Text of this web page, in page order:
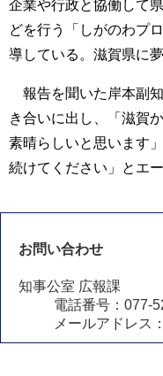
企業や行政と協働して
どを行う「しがのわプ
導している。滋賀県に
報告を聞いた岸本副知
き合いに出し、「滋賀
素晴らしいと思います
続けてください」とエ
お問い合わせ
知事公室 広報課
電話番号：077-
メールアドレス：